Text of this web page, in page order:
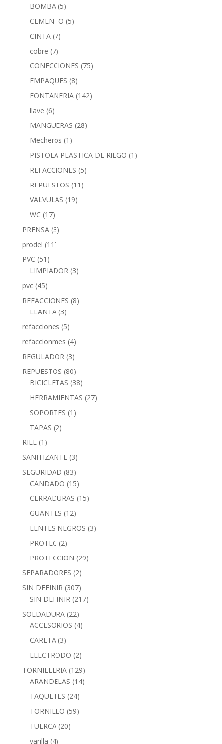
BOMBA (5)
CEMENTO (5)
CINTA (7)
cobre (7)
CONECCIONES (75)
EMPAQUES (8)
FONTANERIA (142)
llave (6)
MANGUERAS (28)
Mecheros (1)
PISTOLA PLASTICA DE RIEGO (1)
REFACCIONES (5)
REPUESTOS (11)
VALVULAS (19)
WC (17)
PRENSA (3)
prodel (11)
PVC (51)
LIMPIADOR (3)
pvc (45)
REFACCIONES (8)
LLANTA (3)
refacciones (5)
refaccionmes (4)
REGULADOR (3)
REPUESTOS (80)
BICICLETAS (38)
HERRAMIENTAS (27)
SOPORTES (1)
TAPAS (2)
RIEL (1)
SANITIZANTE (3)
SEGURIDAD (83)
CANDADO (15)
CERRADURAS (15)
GUANTES (12)
LENTES NEGROS (3)
PROTEC (2)
PROTECCION (29)
SEPARADORES (2)
SIN DEFINIR (307)
SIN DEFINIR (217)
SOLDADURA (22)
ACCESORIOS (4)
CARETA (3)
ELECTRODO (2)
TORNILLERIA (129)
ARANDELAS (14)
TAQUETES (24)
TORNILLO (59)
TUERCA (20)
varilla (4)